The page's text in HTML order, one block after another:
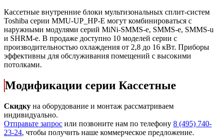
Кассетные внутренние блоки мультизональных сплит-систем
Toshiba серии MMU-UP_HP-E могут комбинироваться с
наружными модулями серий MiNi-SMMS-e, SMMS-e, SMMS-u
и SHRM-e. В продаже доступно 10 моделей серии с
производительностью охлаждения от 2,8 до 16 кВт. Приборы
эффективны для обслуживания помещений с высокими
потолками.
Модификации серии Кассетные
Скидку на оборудование и монтаж рассматриваем
индивидуально.
Отправьте запрос или позвоните нам по телефону 8 (495) 740-
23-24, чтобы получить наше коммерческое предложение.